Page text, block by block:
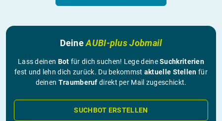
DeineAUBI-plus Jobmail
Lass deinen Bot für dich suchen! Lege deineSuchkriterien
fest und lehn dich zurück. Du bekommst aktuelle Stellen für
deinen Traumberuf direkt per Mail zugeschickt.
SUCHBOT ERSTELLEN